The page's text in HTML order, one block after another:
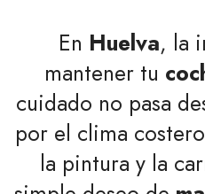
En Huelva, la
mantener tu
cuidado no pasa
por el clima
la pintura y la